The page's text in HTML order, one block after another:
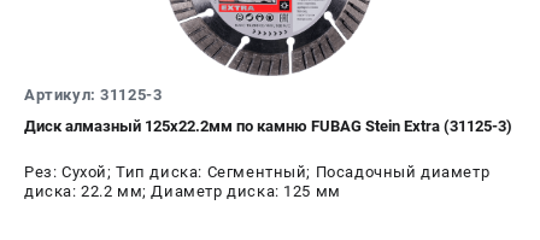
Артикул: 31125-3
Диск алмазный 125х22.2мм по камню FUBAG Stein Extra (31125-3)
Рез: Сухой; Тип диска: Сегментный; Посадочный диаметр
диска: 22.2 мм; Диаметр диска: 125 мм